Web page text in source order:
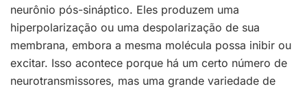
neurônio pós-sináptico. Eles produzem uma
hiperpolarização ou uma despolarização de sua
membrana, embora a mesma molécula possa inibir ou
excitar. Isso acontece porque há um certo número de
neurotransmissores, mas uma grande variedade de